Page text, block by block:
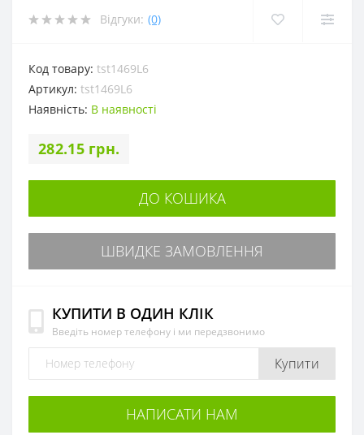
Відгуки: (0)
Код товару: tst1469L6
Артикул: tst1469L6
Наявність: В наявності
282.15 грн.
ДО КОШИКА
ШВИДКЕ ЗАМОВЛЕННЯ
КУПИТИ В ОДИН КЛІК
Введіть номер телефону і ми передзвонимо
Купити
НАПИСАТИ НАМ